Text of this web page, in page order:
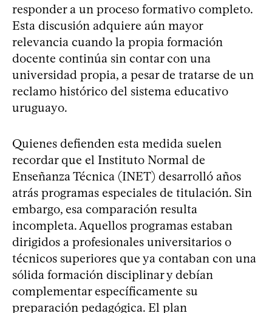
responder a un proceso formativo completo.
Esta discusión adquiere aún mayor
relevancia cuando la propia formación
docente continúa sin contar con una
universidad propia, a pesar de tratarse de un
reclamo histórico del sistema educativo
uruguayo.
Quienes defienden esta medida suelen
recordar que el Instituto Normal de
Enseñanza Técnica (INET) desarrolló años
atrás programas especiales de titulación. Sin
embargo, esa comparación resulta
incompleta. Aquellos programas estaban
dirigidos a profesionales universitarios o
técnicos superiores que ya contaban con una
sólida formación disciplinar y debían
complementar específicamente su
preparación pedagógica. El plan